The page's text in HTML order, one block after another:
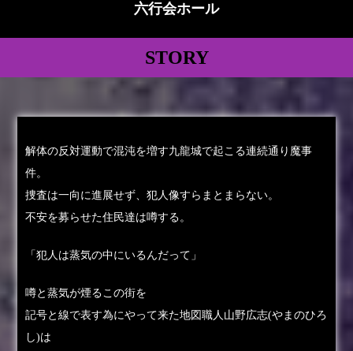
六行会ホール
STORY
解体の反対運動で混沌を増す九龍城で起こる連続通り魔事
件。
捜査は一向に進展せず、犯人像すらまとまらない。
不安を募らせた住民達は噂する。
「犯人は蒸気の中にいるんだって」
噂と蒸気が煙るこの街を
記号と線で表す為にやって来た地図職人山野広志(やまのひろ
し)は